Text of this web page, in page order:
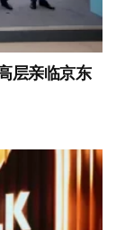
层亲临京东